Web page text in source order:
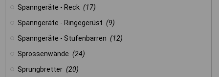
Spanngeräte - Reck (17)
Spanngeräte - Ringegerüst (9)
Spanngeräte - Stufenbarren (12)
Sprossenwände (24)
Sprungbretter (20)